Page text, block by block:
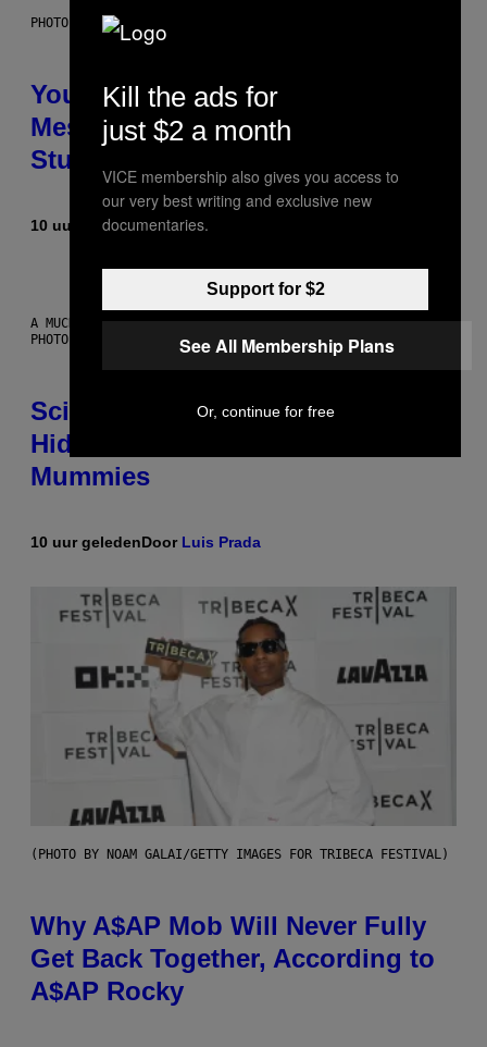
PHOTO: BATUHAN TOKER / GETTY IMAGES
Your Desk Height Could Be
Messing With Your Brain, New
Study Finds
10 uur geledenDoorLuis Prada
A MUCH, MUCH OLDER CHILEAN MUMMY THAN THOSE IN QUESTION.
PHOTO: MARTIN BERNETTI/AFP VIA GETTY IMAGES
Scientists Found Smallpox DNA
Hidden in 500-Year-Old Chilean
Mummies
10 uur geledenDoor Luis Prada
(PHOTO BY NOAM GALAI/GETTY IMAGES FOR TRIBECA FESTIVAL)
Why A$AP Mob Will Never Fully
Get Back Together, According to
A$AP Rocky
Kill the ads for
just $2 a month
VICE membership also gives you access to
our very best writing and exclusive new
documentaries.
Support for $2
See All Membership Plans
Or, continue for free